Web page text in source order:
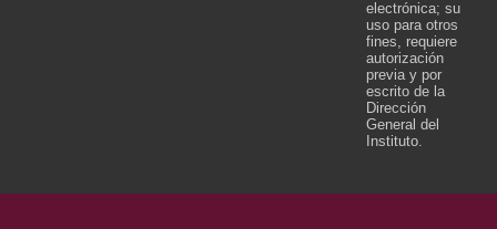
electrónica; su
uso para otros
fines, requiere
autorización
previa y por
escrito de la
Dirección
General del
Instituto.